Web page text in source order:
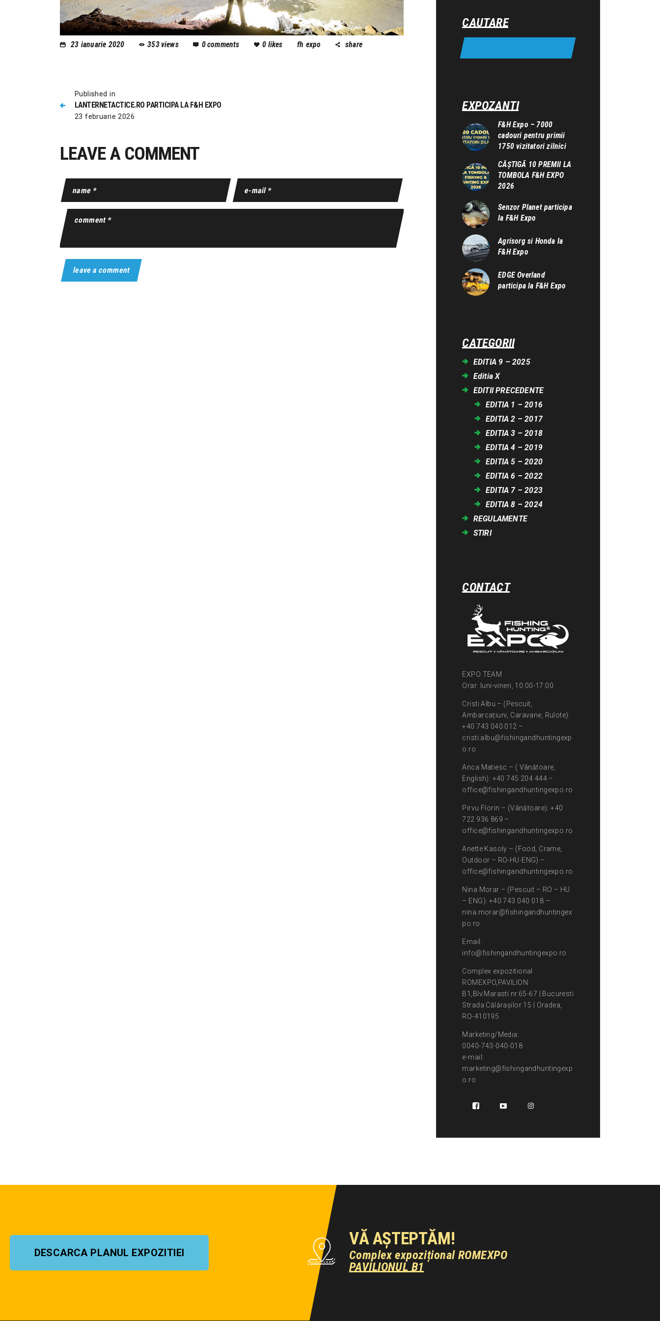
23 ianuarie 2020 353views 0comments 0 likes fh expo share
Published in
LANTERNETACTICE.RO PARTICIPA LA F&H EXPO
23 februarie 2026
LEAVE A COMMENT
CAUTARE
EXPOZANTI
F&H Expo – 7000
cadouri pentru primii
1750 vizitatori zilnici
CÂȘTIGĂ 10 PREMII LA
TOMBOLA F&H EXPO
2026
Senzor Planet participa
la F&H Expo
Agrisorg si Honda la
F&H Expo
EDGE Overland
participa la F&H Expo
CATEGORII
EDITIA 9 – 2025
Editia X
EDITII PRECEDENTE
EDITIA 1 – 2016
EDITIA 2 – 2017
EDITIA 3 – 2018
EDITIA 4 – 2019
EDITIA 5 – 2020
EDITIA 6 – 2022
EDITIA 7 – 2023
EDITIA 8 – 2024
REGULAMENTE
STIRI
CONTACT
EXPO TEAM
Orar: luni-vineri, 10:00-17:00
Cristi Albu – (Pescuit,
Ambarcațiuni, Caravane, Rulote):
+40 743 040 012 –
cristi.albu@fishingandhuntingexp
o.ro
Anca Matiesc – ( Vânătoare,
English): +40 745 204 444 –
office@fishingandhuntingexpo.ro
Pirvu Florin – (Vânătoare): +40
722 936 869 –
office@fishingandhuntingexpo.ro
Anette Kasoly – (Food, Crame,
Outdoor – RO-HU-ENG) –
office@fishingandhuntingexpo.ro
Nina Morar – (Pescuit – RO – HU
– ENG): +40 743 040 018 –
nina.morar@fishingandhuntingex
po.ro
Email:
info@fishingandhuntingexpo.ro
Complex expozitional
ROMEXPO,PAVILION
B1,Blv.Marasti nr.65-67 | Bucuresti
Strada Călărașilor 15 | Oradea,
RO-410195
Marketing/Media:
0040-743-040-018
e-mail:
marketing@fishingandhuntingexp
o.ro
DESCARCA PLANUL EXPOZITIEI
VĂ AȘTEPTĂM!
Complex expozițional ROMEXPO
PAVILIONUL B1